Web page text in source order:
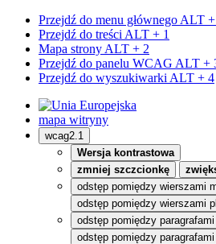
Przejdź do menu głównego ALT
Przejdź do treści ALT + 1
Mapa strony ALT + 2
Przejdź do panelu WCAG ALT +
Przejdź do wyszukiwarki ALT + 4
mapa witryny
wcag2.1
Wersja kontrastowa
zmniej szczcionkę
odstęp pomiędzy wierszami
odstęp pomiędzy wierszami
odstęp pomiędzy
odstęp pomiędzy